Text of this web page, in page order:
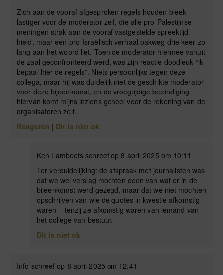
Zich aan de vooraf afgesproken regels houden bleek
lastiger voor de moderator zelf, die alle pro-Palestijnse
meningen strak aan de vooraf vastgestelde spreektijd
hield, maar een pro-Israëlisch verhaal pakweg drie keer zo
lang aan het woord liet. Toen de moderator hiermee vanuit
de zaal geconfronteerd werd, was zijn reactie doodleuk “ik
bepaal hier de regels”. Niets persoonlijks tegen deze
collega, maar hij was duidelijk niet de geschikte moderator
voor deze bijeenkomst, en de vroegtijdige beeindiging
hiervan komt mijns inziens geheel voor de rekening van de
organisatoren zelf.
Reageren | Dit is niet ok
Ken Lambeets schreef op 8 april 2025 om 10:11
Ter verduidelijking: de afspraak met journalisten was
dat we wel verslag mochten doen van wat er in de
bijeenkomst werd gezegd, maar dat we niet mochten
opschrijven van wie de quotes in kwestie afkomstig
waren – tenzij ze afkomstig waren van iemand van
het college van bestuur.
Dit is niet ok
Info schreef op 8 april 2025 om 12:41